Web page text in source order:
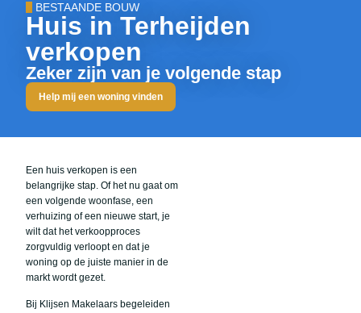
BESTAANDE BOUW
Huis in Terheijden
verkopen
Zeker zijn van je volgende stap
Help mij een woning vinden
Een huis verkopen is een
belangrijke stap. Of het nu gaat om
een volgende woonfase, een
verhuizing of een nieuwe start, je
wilt dat het verkoopproces
zorgvuldig verloopt en dat je
woning op de juiste manier in de
markt wordt gezet.
Bij Klijsen Makelaars begeleiden